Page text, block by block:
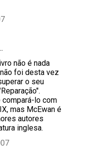
não é nada
foi desta vez
o seu
compará-lo com
mas McEwan é
autores
inglesa.